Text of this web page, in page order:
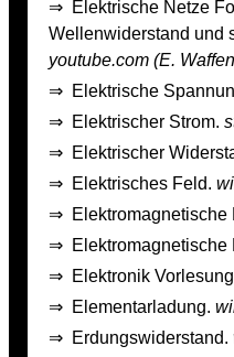
⇒ Elektrische Netze
Wellenwiderstand und
youtube.com (E.
⇒ Elektrische
⇒ Elektrischer Strom.
⇒ Elektrischer
⇒ Elektrisches Feld.
⇒ Elektromagnetische
⇒ Elektromagnetische
⇒ Elektronik
⇒ Elementarladung.
⇒ Erdungswiderstand.